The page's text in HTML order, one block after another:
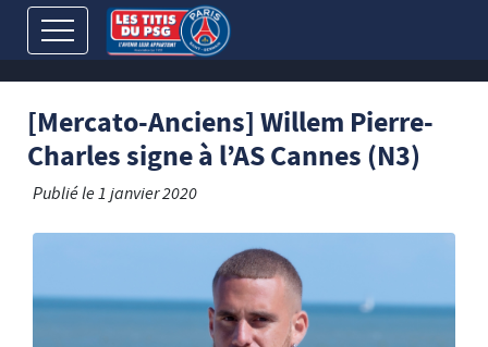
[Mercato-Anciens] Willem Pierre-
Charles signe à l’AS Cannes (N3)
Publié le1 janvier 2020